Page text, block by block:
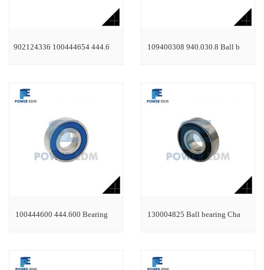
902124336 100444654 444.6 109400308 940.030.8 Ball b
100444600 444.600 Bearing 130004825 Ball bearing Cha